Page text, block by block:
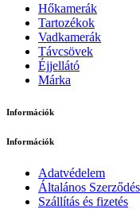
Hőkamerák
Tartozékok
Vadkamerák
Távcsövek
Éjjellátó
Márka
Információk
Információk
Adatvédelem
Általános
Szállítás és fizetés